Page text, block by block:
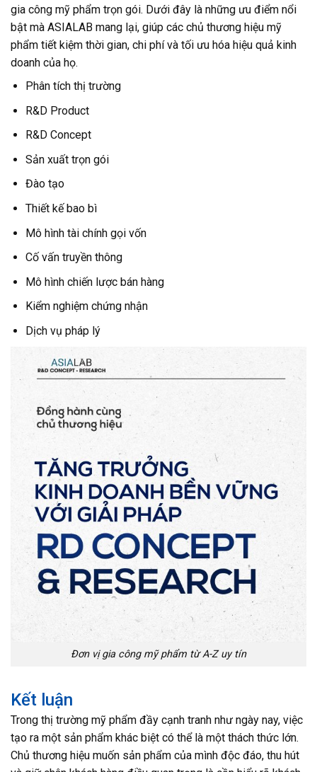
gia công mỹ phẩm trọn gói. Dưới đây là những ưu điểm nổi
bật mà ASIALAB mang lại, giúp các chủ thương hiệu mỹ
phẩm tiết kiệm thời gian, chi phí và tối ưu hóa hiệu quả kinh
doanh của họ.
Phân tích thị trường
R&D Product
R&D Concept
Sản xuất trọn gói
Đào tạo
Thiết kế bao bì
Mô hình tài chính gọi vốn
Cố vấn truyền thông
Mô hình chiến lược bán hàng
Kiểm nghiệm chứng nhận
Dịch vụ pháp lý
Đơn vị gia công mỹ phẩm từ A-Z uy tín
Kết luận
Trong thị trường mỹ phẩm đầy cạnh tranh như ngày nay, việc
tạo ra một sản phẩm khác biệt có thể là một thách thức lớn.
Chủ thương hiệu muốn sản phẩm của mình độc đáo, thu hút